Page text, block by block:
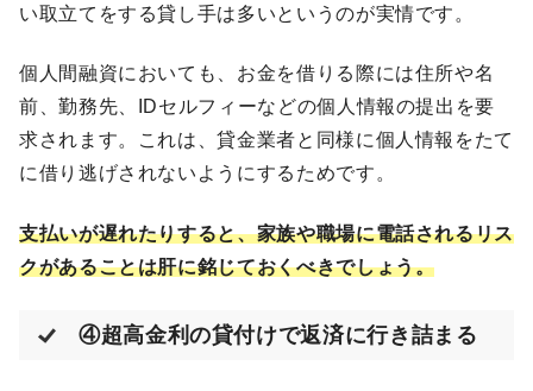
い取立てをする貸し手は多いというのが実情です。
個人間融資においても、お金を借りる際には住所や名
前、勤務先、IDセルフィーなどの個人情報の提出を要
求されます。これは、貸金業者と同様に個人情報をたて
に借り逃げされないようにするためです。
支払いが遅れたりすると、家族や職場に電話されるリス
クがあることは肝に銘じておくべきでしょう。
④超高金利の貸付けで返済に行き詰まる